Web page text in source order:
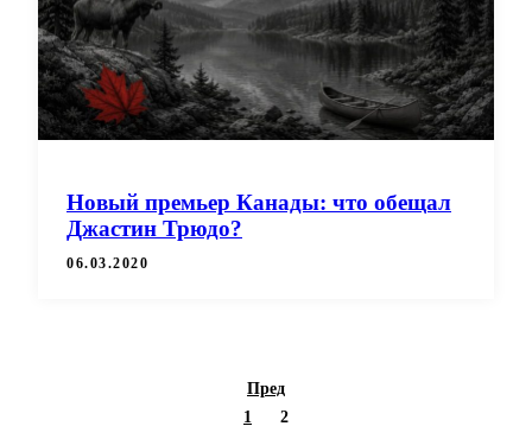
Новый премьер Канады: что обещал
Джастин Трюдо?
06.03.2020
Пред
1
2